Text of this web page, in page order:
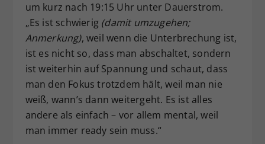
um kurz nach 19:15 Uhr unter Dauerstrom.
„Es ist schwierig (damit umzugehen;
Anmerkung), weil wenn die Unterbrechung ist,
ist es nicht so, dass man abschaltet, sondern
ist weiterhin auf Spannung und schaut, dass
man den Fokus trotzdem hält, weil man nie
weiß, wann’s dann weitergeht. Es ist alles
andere als einfach – vor allem mental, weil
man immer ready sein muss.“